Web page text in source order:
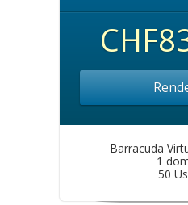
Barracuda
1
50